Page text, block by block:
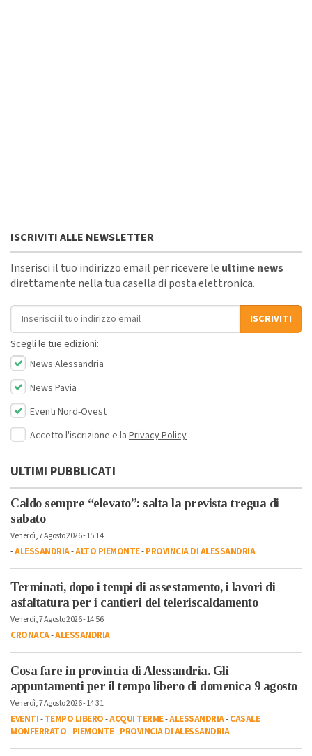
ISCRIVITI ALLE NEWSLETTER
Inserisci il tuo indirizzo email per ricevere le ultime news
direttamente nella tua casella di posta elettronica.
Indirizzo email
ISCRIVITI
Scegli le tue edizioni:
News Alessandria
News Pavia
Eventi Nord-Ovest
Accetto l'iscrizione e la Privacy Policy
ULTIMI PUBBLICATI
Caldo sempre “elevato”: salta la prevista tregua di
sabato
Venerdì, 7 Agosto 2026 - 15:14
-ALESSANDRIA-ALTO PIEMONTE-PROVINCIA DI ALESSANDRIA
Terminati, dopo i tempi di assestamento, i lavori di
asfaltatura per i cantieri del teleriscaldamento
Venerdì, 7 Agosto 2026 - 14:56
CRONACA-ALESSANDRIA
Cosa fare in provincia di Alessandria. Gli
appuntamenti per il tempo libero di domenica 9 agosto
Venerdì, 7 Agosto 2026 - 14:31
EVENTI-TEMPO LIBERO-ACQUI TERME-ALESSANDRIA-CASALE
MONFERRATO-PIEMONTE-PROVINCIA DI ALESSANDRIA